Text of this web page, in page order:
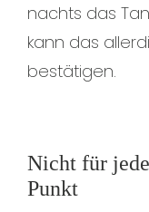
nachts das
kann das
bestätigen.
Nicht für
Punkt